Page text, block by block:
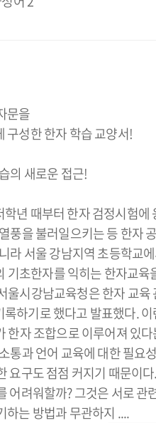
문을
구성한 한자 학습 교양서!
의 새로운 접근!
년 때부터 한자 검정시험에
풍을 불러일으키는 등 한자
라 서울 강남지역 초등학교
기초한자를 익히는 한자교육
울시강남교육청은 한자 교육
하기로 했다고 발표했다.
한자 조합으로 이루어져 있
통과 언어 교육에 대한 필요
요구도 점점 커지기 때문이
어려워할까? 그것은 서로 관
하는 방법과 무관하지 ....